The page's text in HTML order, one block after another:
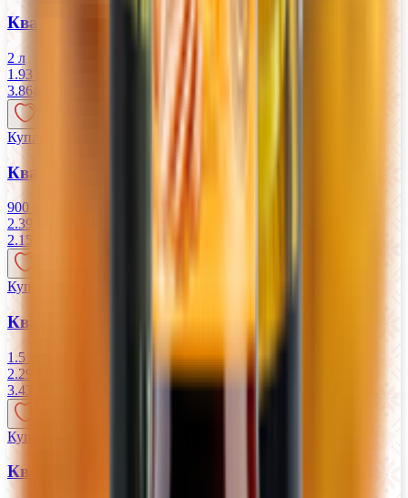
Квас «Лидский» хлебный фильтрованный
2 л
1.93 руб/л
3.86
Купляйце Беларускае
Квас «Хатнi» Спрауны фильтрованный
900 мл
2.39 руб/л
2.15
Купляйце Беларускае
Квас «Лидский» хлебный фильтрованный
1.5 л
2.29 руб/л
3.43
Купляйце Беларускае
Квас «Лидский» темный фильтрованный